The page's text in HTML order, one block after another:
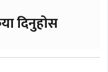
दिनुहोस